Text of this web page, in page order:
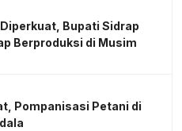
Bupati Sidrap
Berproduksi di Musim
Pompanisasi Petani di